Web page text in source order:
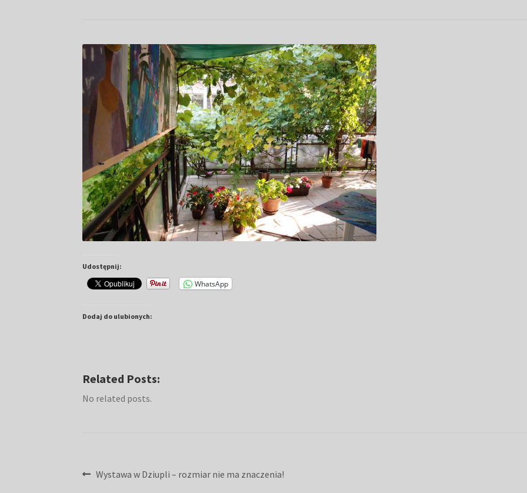
Udostępnij:
WhatsApp
Dodaj do ulubionych:
Related Posts:
No related posts.
Nawigacja
Poprzedni
Wystawa w Dziupli – rozmiar nie ma znaczenia!